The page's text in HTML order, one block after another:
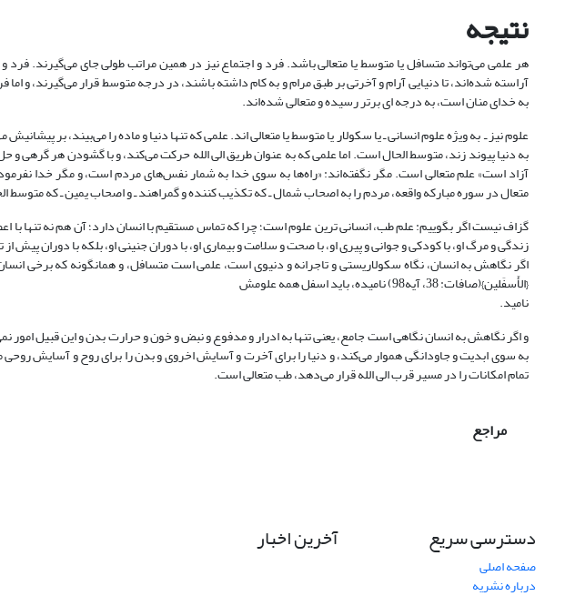
نتیجه
هر علمی می‌تواند متسافل یا متوسط یا متعالی باشد. فرد و اجتماع نیز در همین مراتب طولی جای می‌گیرند.
آراسته شده‌اند، تا دنیایی آرام و آخرتی بر طبق مرام و به کام داشته باشند، در درجه متوسط قرار می‌گیرند، و
به خدای منان است، به درجه ای برتر رسیده و متعالی شده‌اند.
علوم نیز ـ به ویژه علوم انسانی ـ یا سکولار یا متوسط یا متعالی اند. علمی که تنها دنیا و ماده را می‌بیند، بر
به دنیا پیوند زند، متوسط الحال است. اما علمی که به عنوان طریق الی الله حرکت می‌کند، و با گشودن هر
متعال در سوره مبارکه واقعه، مردم را به اصحاب شمال ـ که تکذیب کننده و گمراهند ـ و اصحاب یمین ـ که متوسط
گزاف نیست اگر بگوییم: علم طب، انسانی ترین علوم است؛ چرا که تماس مستقیم با انسان دارد؛ آن هم نه تنها با
زندگی و مرگ او، با کودکی و جوانی و پیری او، با صحت و سلامت و بیماری او، با دوران جنینی او، بلکه با دوران پیش از
{الأَسفَلین}(صافات: 38، آیه98) نامیده، باید اسفل همه علومش
نامید.
و اگر نگاهش به انسان نگاهی است جامع، یعنی تنها به ادرار و مدفوع و نبض و خون و حرارت بدن و این قبیل امور
به سوی ابدیت و جاودانگی هموار می‌کند، و دنیا را برای آخرت و آسایش اخروی و بدن را برای روح و آسایش
تمام امکانات را در مسیر قرب الی الله قرار می‌دهد، طب متعالی است.
مراجع
دسترسی سریع
صفحه اصلی
درباره نشریه
آخرین اخبار